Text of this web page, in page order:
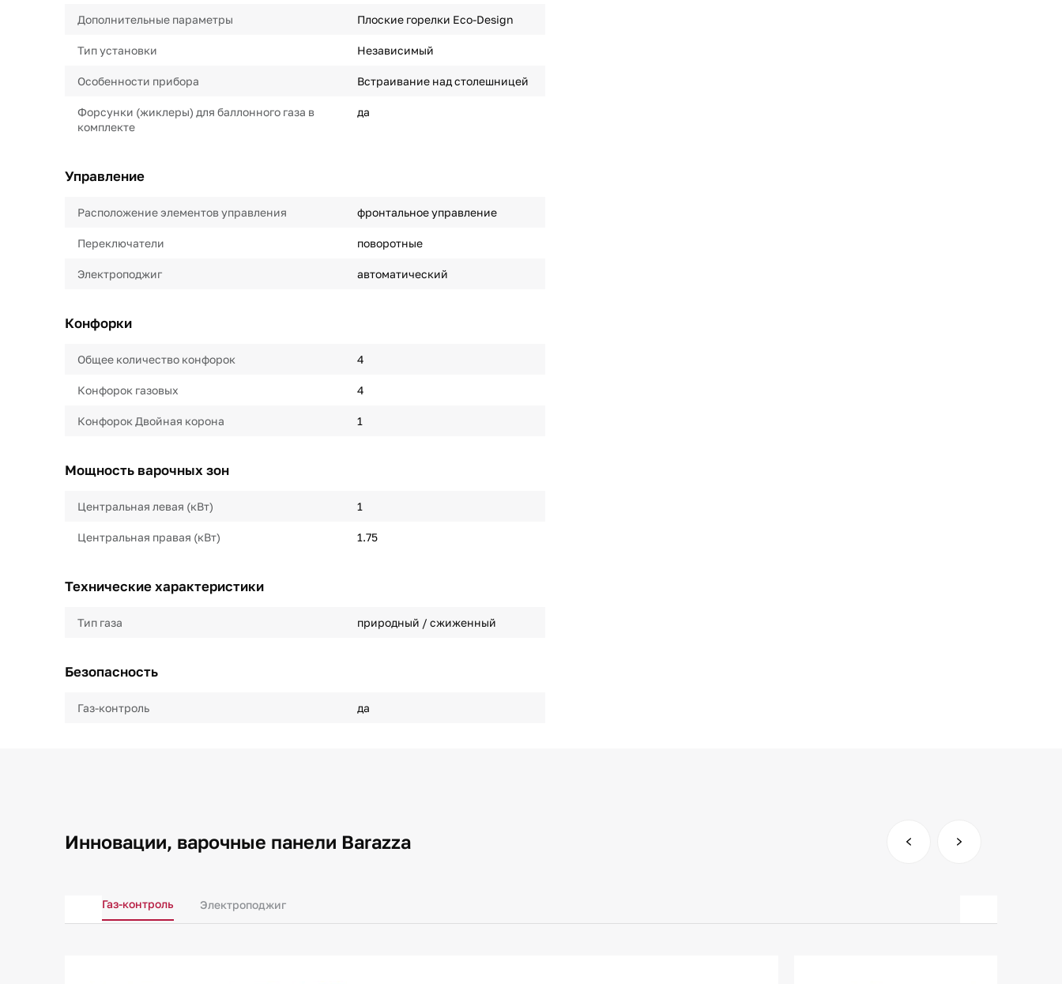
Дополнительные параметры Плоские горелки Eco-Design
Тип установки Независимый
Особенности прибора Встраивание над столешницей
Форсунки (жиклеры) для баллонного газа в
комплекте
да
Управление
Расположение элементов управления фронтальное управление
Переключатели поворотные
Электроподжиг автоматический
Конфорки
Общее количество конфорок 4
Конфорок газовых 4
Конфорок Двойная корона 1
Мощность варочных зон
Центральная левая (кВт) 1
Центральная правая (кВт) 1.75
Технические характеристики
Тип газа природный / сжиженный
Безопасность
Газ-контроль да
Инновации, варочные панели Barazza
Газ-контроль Электроподжиг